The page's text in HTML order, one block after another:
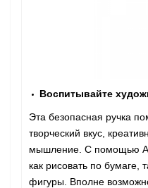
Воспитывайте
Эта безопасная ручка
творческий вкус,
мышление. С помощью
как рисовать по бумаге,
фигуры. Вполне